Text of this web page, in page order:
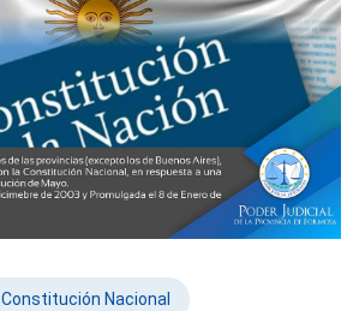
Constitución Nacional